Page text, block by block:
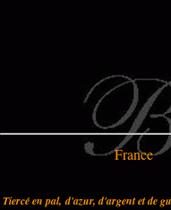
France
Tiercé en pal, d'azur, d'argent et de